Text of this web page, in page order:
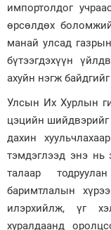
импортолдог
өрсөлдөх
манай улсад
бүтээгдэхүүн
ахуйн нэгж
Улсын Их Хурлын
цэцийн шийдвэрийг
дахин
тэмдэглээд энэ нь
талаар
баримтлалын
илэрхийлж, үг
хуралдаанд